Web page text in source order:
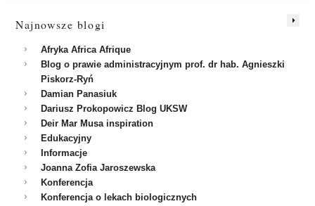
Najnowsze blogi
Afryka Africa Afrique
Blog o prawie administracyjnym prof. dr hab. Agnieszki
Piskorz-Ryń
Damian Panasiuk
Dariusz Prokopowicz Blog UKSW
Deir Mar Musa inspiration
Edukacyjny
Informacje
Joanna Zofia Jaroszewska
Konferencja
Konferencja o lekach biologicznych